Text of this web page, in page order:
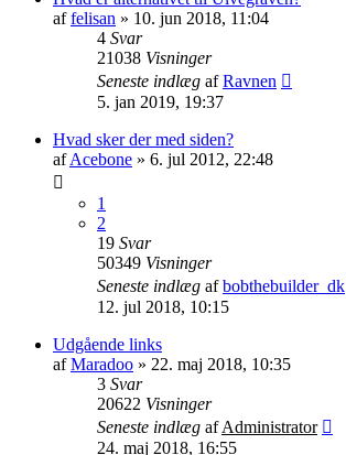
affelisan » 10. jun 2018, 11:04
4 Svar
21038 Visninger
Seneste indlæg afRavnen
5. jan 2019, 19:37
Hvad sker der med siden?
afAcebone » 6. jul 2012, 22:48
1
2
19 Svar
50349 Visninger
Seneste indlæg afbobthebuilder_dk
12. jul 2018, 10:15
Udgående links
afMaradoo » 22. maj 2018, 10:35
3 Svar
20622 Visninger
Seneste indlæg afAdministrator
24. maj 2018, 16:55